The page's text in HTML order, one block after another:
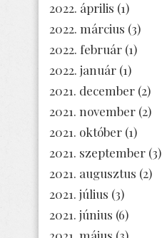
2022. április (1)
2022. március (3)
2022. február (1)
2022. január (1)
2021. december (2)
2021. november (2)
2021. október (1)
2021. szeptember (3)
2021. augusztus (2)
2021. július (3)
2021. június (6)
2021. május (3)